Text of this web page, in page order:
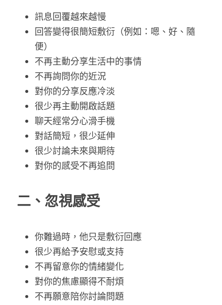
訊息回覆越來越慢
回答變得很簡短敷衍（例如：嗯、好、隨
便）
不再主動分享生活中的事情
不再詢問你的近況
對你的分享反應冷淡
很少再主動開啟話題
聊天經常分心滑手機
對話簡短，很少延伸
很少討論未來與期待
對你的感受不再追問
二、忽視感受
你難過時，他只是敷衍回應
很少再給予安慰或支持
不再留意你的情緒變化
對你的焦慮顯得不耐煩
不再願意陪你討論問題